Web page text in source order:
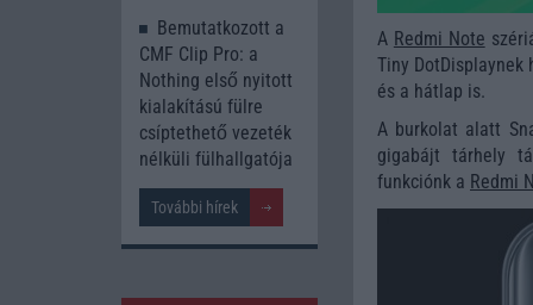
A Redmi Note
Tiny
és a hátlap is.
A burkolat alatt
gigabájt tárhely
funkciónk a Redmi
Bemutatkozott a
CMF Clip Pro: a
Nothing első nyitott
kialakítású fülre
csíptethető vezeték
nélküli fülhallgatója
További hírek